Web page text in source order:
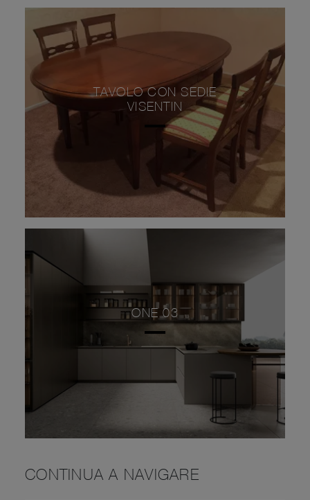
TAVOLO CON SEDIE
VISENTIN
ONE 03
CONTINUA A NAVIGARE